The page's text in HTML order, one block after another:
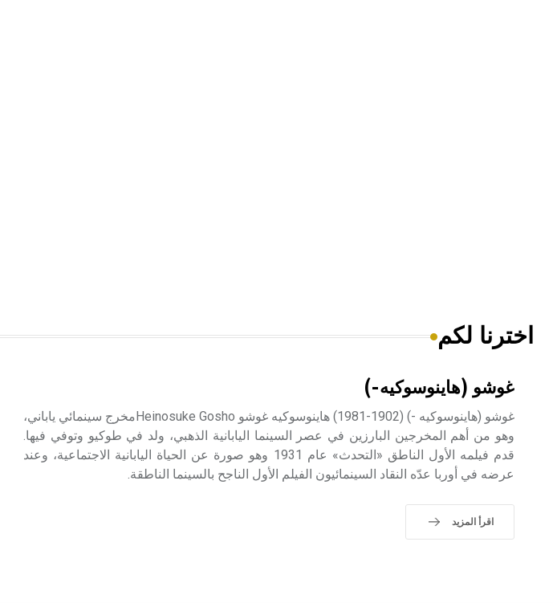
اخترنا لكم
غوشو (هاينوسوكيه-)
غوشو (هاينوسوكيه -) (1902-1981) هاينوسوكيه غوشو Heinosuke Goshoمخرج سينمائي ياباني،
وهو من أهم المخرجين البارزين في عصر السينما اليابانية الذهبي، ولد في طوكيو وتوفي فيها.
قدم فيلمه الأول الناطق «التحدث» عام 1931 وهو صورة عن الحياة اليابانية الاجتماعية، وعند
عرضه في أوربا عدّه النقاد السينمائيون الفيلم الأول الناجح بالسينما الناطقة.
اقرأ المزيد